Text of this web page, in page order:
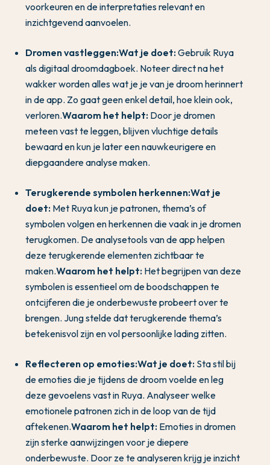
voorkeuren en de interpretaties relevant en
inzichtgevend aanvoelen.
Dromen vastleggen:Wat je doet:Gebruik Ruya
als digitaal droomdagboek. Noteer direct na het
wakker worden alles wat je je van je droom herinnert
in de app. Zo gaat geen enkel detail, hoe klein ook,
verloren.Waarom het helpt: Door je dromen
meteen vast te leggen, blijven vluchtige details
bewaard en kun je later een nauwkeurigere en
diepgaandere analyse maken.
Terugkerende symbolen herkennen:Wat je
doet: Met Ruya kun je patronen, thema’s of
symbolen volgen en herkennen die vaak in je dromen
terugkomen. De analysetools van de app helpen
deze terugkerende elementen zichtbaar te
maken.Waarom het helpt: Het begrijpen van deze
symbolen is essentieel om de boodschappen te
ontcijferen die je onderbewuste probeert over te
brengen. Jung stelde dat terugkerende thema’s
betekenisvol zijn en vol persoonlijke lading zitten.
Reflecteren op emoties:Wat je doet: Sta stil bij
de emoties die je tijdens de droom voelde en leg
deze gevoelens vast in Ruya. Analyseer welke
emotionele patronen zich in de loop van de tijd
aftekenen.Waarom het helpt: Emoties in dromen
zijn sterke aanwijzingen voor je diepere
onderbewuste. Door ze te analyseren krijg je inzicht